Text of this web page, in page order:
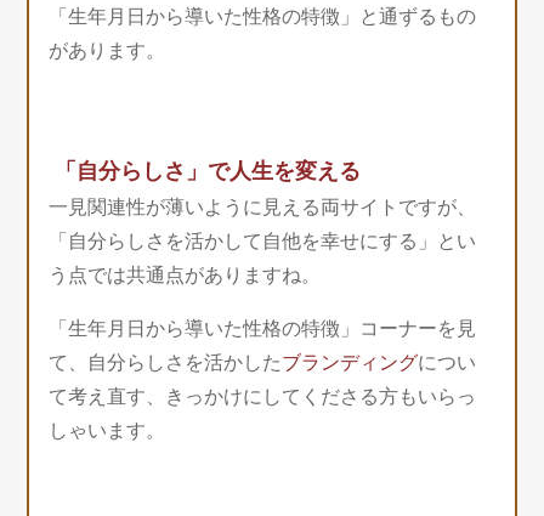
「生年月日から導いた性格の特徴」と通ずるもの
があります。
「自分らしさ」で人生を変える
一見関連性が薄いように見える両サイトですが、
「自分らしさを活かして自他を幸せにする」とい
う点では共通点がありますね。
「生年月日から導いた性格の特徴」コーナーを見
て、自分らしさを活かしたブランディングについ
て考え直す、きっかけにしてくださる方もいらっ
しゃいます。